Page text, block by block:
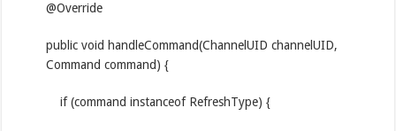
@Override
public void handleCommand(ChannelUID channelUID,
Command command) {
if (command instanceof RefreshType) {